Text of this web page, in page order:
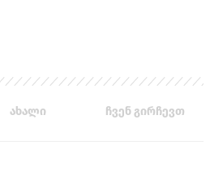
ახალი ჩვენ გირჩევთ